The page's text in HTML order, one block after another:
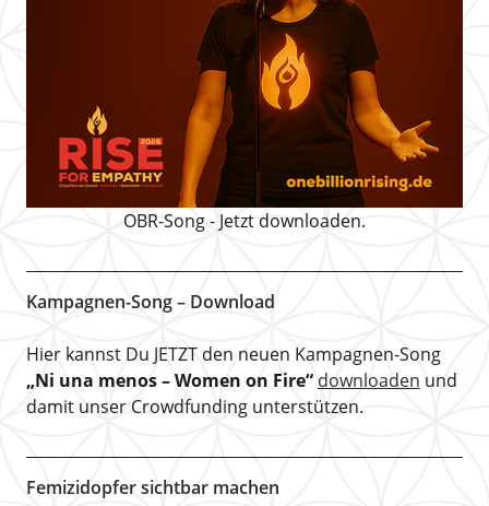
OBR-Song - Jetzt downloaden.
Kampagnen-Song – Download
Hier kannst Du JETZT den neuen Kampagnen-Song
„Ni una menos – Women on Fire“ downloaden und
damit unser Crowdfunding unterstützen.
Femizidopfer sichtbar machen